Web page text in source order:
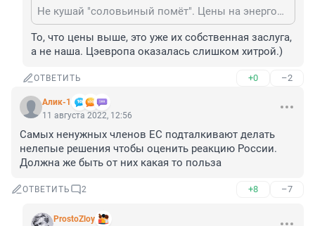
Не кушай "соловьиный помёт". Цены на энергоносители для Украины были выше, чем для Европы.Ты упал в дерьмо вранья.
То, что цены выше, это уже их собственная заслуга,
а не наша. Цэевропа оказалась слишком хитрой.)
ОТВЕТИТЬ +0 –2
Алик-1
11 августа 2022, 12:56
Самых ненужных членов ЕС подталкивают делать
нелепые решения чтобы оценить реакцию России.
Должна же быть от них какая то польза
ОТВЕТИТЬ 2 +8 –7
ProstoZloy